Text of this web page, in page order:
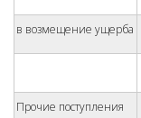
в возмещение ущерба
Прочие поступления